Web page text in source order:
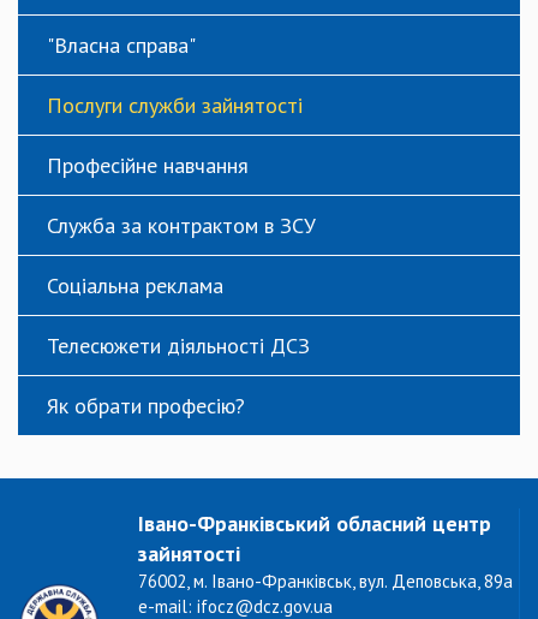
"Власна справа"
Послуги служби зайнятості
Професійне навчання
Служба за контрактом в ЗСУ
Соціальна реклама
Телесюжети діяльності ДСЗ
Як обрати професію?
Івано-Франківський обласний центр
зайнятості
76002, м. Івано-Франківськ, вул. Деповська, 89а
e-mail: ifocz@dcz.gov.ua